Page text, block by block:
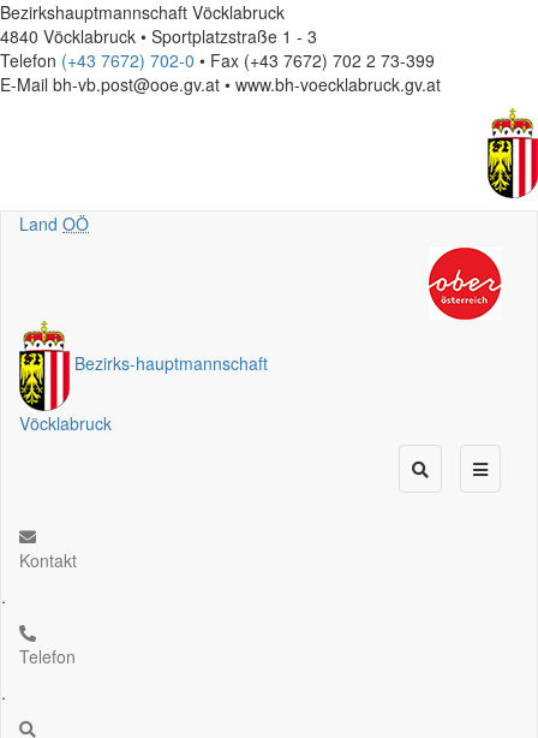
Bezirkshauptmannschaft Vöcklabruck
4840 Vöcklabruck • Sportplatzstraße 1 - 3
Telefon (+43 7672) 702-0 • Fax (+43 7672) 702 2 73-399
E-Mail bh-vb.post@ooe.gv.at • www.bh-voecklabruck.gv.at
Land OÖ
Bezirks-hauptmannschaft
Vöcklabruck
Kontakt
.
Telefon
.